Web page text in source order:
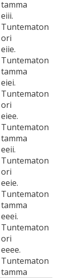
tamma
eiii.
Tuntematon
ori
eiie.
Tuntematon
tamma
eiei.
Tuntematon
ori
eiee.
Tuntematon
tamma
eeii.
Tuntematon
ori
eeie.
Tuntematon
tamma
eeei.
Tuntematon
ori
eeee.
Tuntematon
tamma